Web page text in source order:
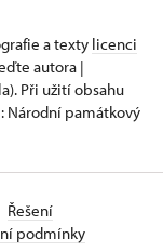
a texty licenci
autora |
Při užití obsahu
Národní památkový
Řešení
podmínky